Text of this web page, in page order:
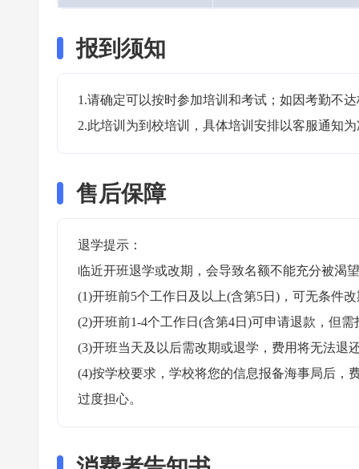
报到须知
1.请确定可以按时参加培训和考试；如因考勤不
2.此培训为到校培训，具体培训安排以客服通知
售后保障
退学提示：
临近开班退学或改期，会导致名额不能充分被渴
(1)开班前5个工作日及以上(含第5日)，可无条件
(2)开班前1-4个工作日(含第4日)可申请退款，但
(3)开班当天及以后需改期或退学，费用将无法退
(4)按学校要求，学校将您的信息报备海事局后，
过度担心。